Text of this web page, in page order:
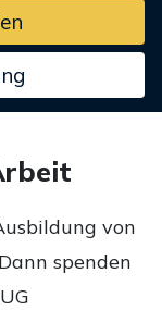
von
spenden